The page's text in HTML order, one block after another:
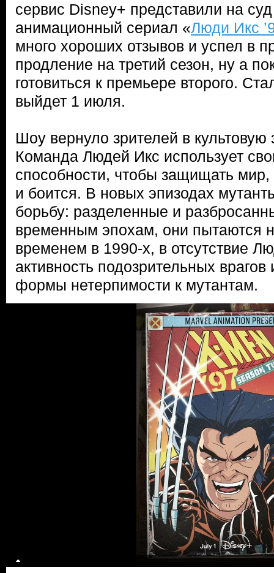
сервис Disney+ представили на
анимационный сериал «Люди Икс
много хороших отзывов и успел в
продление на третий сезон, ну а
готовиться к премьере второго.
выйдет 1 июля.
Шоу вернуло зрителей в культовую
Команда Людей Икс использует
способности, чтобы защищать мир,
и боится. В новых эпизодах
борьбу: разделенные и
временным эпохам, они пытаются
временем в 1990-х, в отсутствие
активность подозрительных
формы нетерпимости к мутантам.